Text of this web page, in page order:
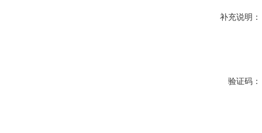
补充说明：
验证码：